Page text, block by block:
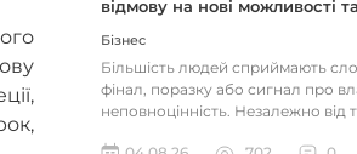
відмову на нові можливості
Бізнес
Більшість людей сприймають
фінал, поразку або сигнал про
неповноцінність. Незалежно від